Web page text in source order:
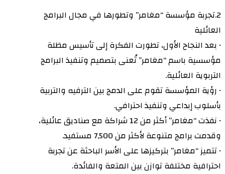
2.تجربة مؤسسة “مغامر” وتطورها في مجال البرامج
العائلية
• بعد النجاح الأول، تطورت الفكرة إلى تأسيس مظلة
مؤسسية باسم “مغامر” تُعنى بتصميم وتنفيذ البرامج
التربوية العائلية.
• رؤية المؤسسة تقوم على الدمج بين الترفيه والتربية
بأسلوب إبداعي وتنفيذ احترافي.
• نفذت “مغامر” أكثر من 12 شراكة مع صناديق عائلية،
وقدمت برامج متنوعة لأكثر من 7,500 مستفيد.
• تتميز “مغامر” بتركيزها على الأسر الباحثة عن تجربة
احترافية مختلفة توازن بين المتعة والفائدة.